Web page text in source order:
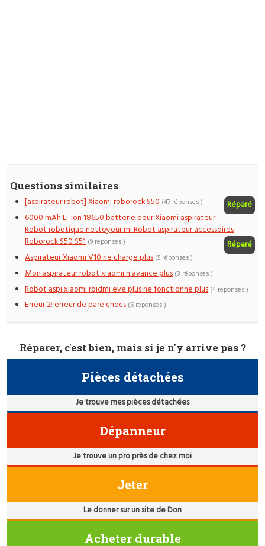
Questions similaires
[aspirateur robot] Xiaomi roborock S50 Réparé
(47 réponses )
6000 mAh Li-ion 18650 batterie pour Xiaomi aspirateur
Robot robotique nettoyeur mi Robot aspirateur accessoires
Roborock S50 S51
Réparé
(9 réponses )
Aspirateur Xiaomi V10 ne charge plus (5 réponses )
Mon aspirateur robot xiaomi n'avance plus (3 réponses )
Robot aspi xiaomi roidmi eve plus ne fonctionne plus (4 réponses )
Erreur 2: erreur de pare chocs (6 réponses )
Réparer, c'est bien, mais si je n'y arrive pas ?
Pièces détachées
Je trouve mes pièces détachées
Dépanneur
Je trouve un pro près de chez moi
Jeter
Le donner sur un site de Don
Acheter durable